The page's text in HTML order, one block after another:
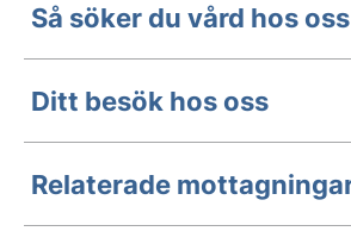
Så söker du vård hos oss
Ditt besök hos oss
Relaterade